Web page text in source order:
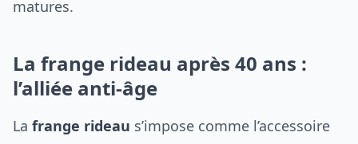
matures.
La frange rideau après 40 ans :
l’alliée anti-âge
La frange rideau s’impose comme l’accessoire